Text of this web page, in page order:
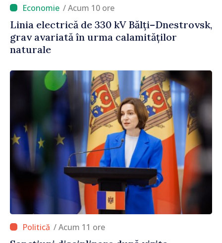
/ Acum 10 ore
Linia electrică de 330 kV Bălți–Dnestrovsk,
grav avariată în urma calamităților
naturale
/ Acum 11 ore